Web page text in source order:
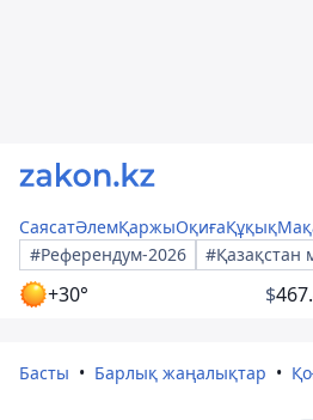
СаясатӘлемҚаржыОқиғаҚұқық
#Референдум-2026
+30° $
Басты Барлық жаңалықтар